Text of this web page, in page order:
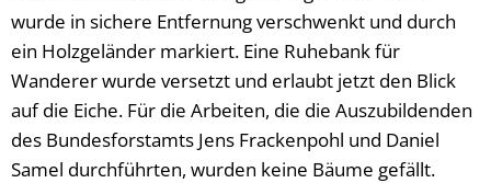
wurde in sichere Entfernung verschwenkt und durch
ein Holzgeländer markiert. Eine Ruhebank für
Wanderer wurde versetzt und erlaubt jetzt den Blick
auf die Eiche. Für die Arbeiten, die die Auszubildenden
des Bundesforstamts Jens Frackenpohl und Daniel
Samel durchführten, wurden keine Bäume gefällt.